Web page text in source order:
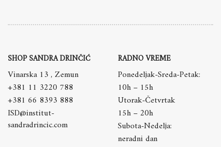
SHOP SANDRA DRINČIĆ
Vinarska 13 , Zemun
+381 11 3220 788
+381 66 8393 888
ISD@institut-
sandradrincic.com
RADNO VREME
Ponedeljak-Sreda-Petak:
10h – 15h
Utorak-Četvrtak
15h – 20h
Subota-Nedelja:
neradni dan